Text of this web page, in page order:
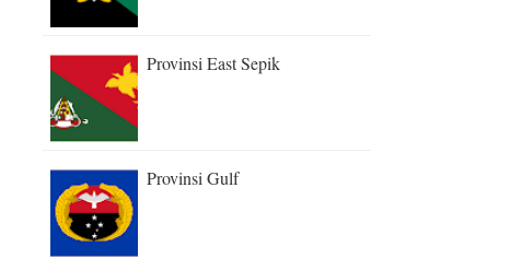
Provinsi East Sepik
Provinsi Gulf